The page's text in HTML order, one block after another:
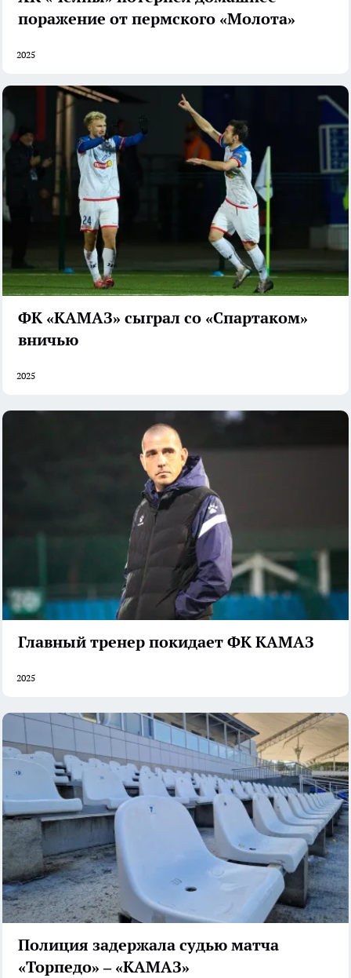
поражение от пермского «Молота»
2025
ФК «КАМАЗ» сыграл со «Спартаком»
вничью
2025
Главный тренер покидает ФК КАМАЗ
2025
Полиция задержала судью матча
«Торпедо» – «КАМАЗ»